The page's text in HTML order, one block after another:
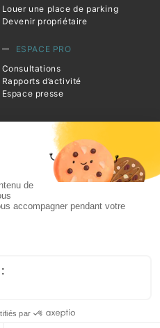
Louer une place de parking
Devenir propriétaire
ESPACE PRO
Consultations
Rapports d’activité
Espace presse